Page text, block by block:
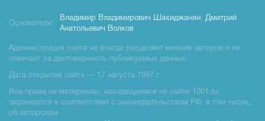
Основатели:
Владимир Владимирович Шахиджанян, Дмитрий
Анатольевич Волков
Администрация сайта не всегда разделяет мнения авторов и не
отвечает за достоверность публикуемых данных.
Дата открытия сайта — 17 августа 1997 г.
Все права на материалы, находящиемся на сайте 1001.ru,
охраняются в соответствии с законодательством РФ, в том числе,
об авторском